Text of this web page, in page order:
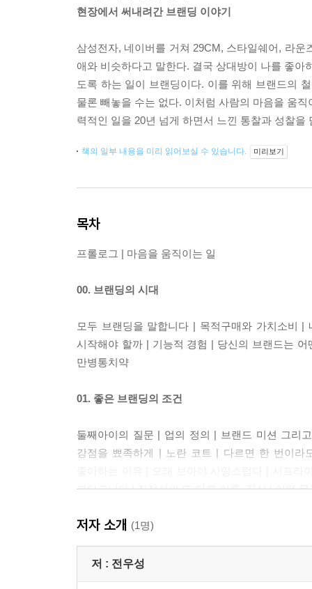
현장에서 써내려간 브랜딩 이야기
삼성전자, 네이버를 거쳐 29CM, 스타일쉐어, 라
애와 비슷하다고 말한다. 결국 상대방이 나를 좋
도록 하는 일이 브랜딩이다. 이를 위해 브랜드의
물론 빼놓을 수는 없다. 이처럼 사람의 마음을 움
력적인 일을 20년 넘게 하면서 느낀 통찰과 성찰을
책의 일부 내용을 미리 읽어보실 수 있습니다. 미리보기
목차
프롤로그 | 마음을 움직이는 일
00. 브랜딩의 시대
모두 브랜딩을 말합니다 | 목적구매와 가치소비
시작해야 할까 | 기능적 경험 | 당신의 브랜드는
만병통치약
01. 좋은 브랜딩의 조건
둘째아이의 질문 | 업의 정의 | 브랜드 미션 그리
강점을 뾰족하게 | 노란 코트 | 다르면 한 번이
파타고니아 | 진정성의 또 다른 이름, 진심 | 어떤
02. 마음을 움직이는 일
저자 소개 (1명)
저 : 전우성